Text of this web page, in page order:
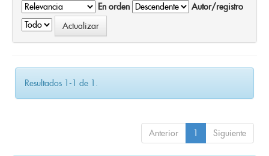
En orden
Autor/registro
Resultados 1-1 de 1.
Anterior 1 Siguiente